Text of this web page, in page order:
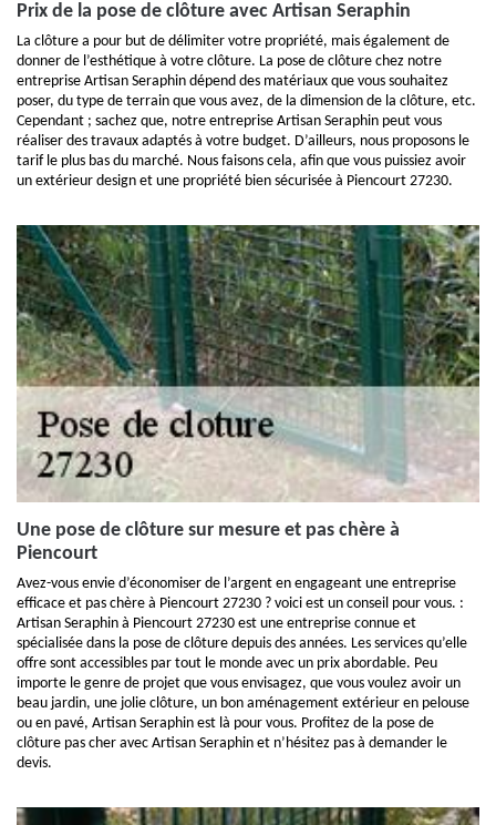
Prix de la pose de clôture avec Artisan Seraphin
La clôture a pour but de délimiter votre propriété, mais également de
donner de l’esthétique à votre clôture. La pose de clôture chez notre
entreprise Artisan Seraphin dépend des matériaux que vous souhaitez
poser, du type de terrain que vous avez, de la dimension de la clôture, etc.
Cependant ; sachez que, notre entreprise Artisan Seraphin peut vous
réaliser des travaux adaptés à votre budget. D’ailleurs, nous proposons le
tarif le plus bas du marché. Nous faisons cela, afin que vous puissiez avoir
un extérieur design et une propriété bien sécurisée à Piencourt 27230.
Une pose de clôture sur mesure et pas chère à
Piencourt
Avez-vous envie d’économiser de l’argent en engageant une entreprise
efficace et pas chère à Piencourt 27230 ? voici est un conseil pour vous. :
Artisan Seraphin à Piencourt 27230 est une entreprise connue et
spécialisée dans la pose de clôture depuis des années. Les services qu’elle
offre sont accessibles par tout le monde avec un prix abordable. Peu
importe le genre de projet que vous envisagez, que vous voulez avoir un
beau jardin, une jolie clôture, un bon aménagement extérieur en pelouse
ou en pavé, Artisan Seraphin est là pour vous. Profitez de la pose de
clôture pas cher avec Artisan Seraphin et n’hésitez pas à demander le
devis.